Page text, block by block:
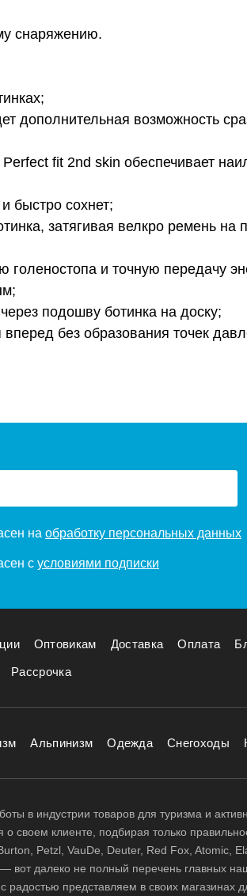
снаряжению.
дополнительная возможность
fit 2nd skin обеспечивает
быстро сохнет;
затягивая велкро ремень
и точную передачу
подошву ботинка на доску;
без образования точек
на обработку персональных данных
с условиями подписки
Оптовикам Доставка Оплата
Рассрочка
Альпинизм Одежда Снегоходы
в индустрии товаров для туризма и
своем клиенте, подбирая только
Petzl, VauDe, Deuter, Red Fox, Atomic,
вот далеко не полный перечень главных
радостью представляем в своих магазинах